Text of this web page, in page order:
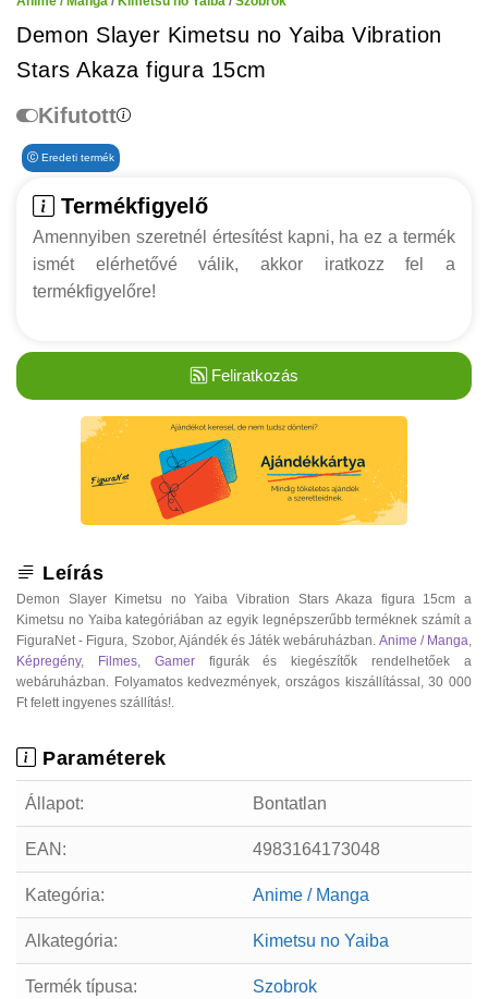
Demon Slayer Kimetsu no Yaiba Vibration
Stars Akaza figura 15cm
Kifutott
Eredeti termék
Termékfigyelő
Amennyiben szeretnél értesítést kapni, ha ez a termék
ismét elérhetővé válik, akkor iratkozz fel a
termékfigyelőre!
Feliratkozás
Leírás
Demon Slayer Kimetsu no Yaiba Vibration Stars Akaza figura 15cm a
Kimetsu no Yaiba kategóriában az egyik legnépszerűbb terméknek számít a
FiguraNet - Figura, Szobor, Ajándék és Játék webáruházban. Anime / Manga
Képregény, Filmes, Gamerfigurák és kiegészítők rendelhetőek a
webáruházban. Folyamatos kedvezmények, országos kiszállítással, 30 000
Ft felett ingyenes szállítás!.
Paraméterek
Állapot: Bontatlan
EAN: 4983164173048
Kategória: Anime / Manga
Alkategória: Kimetsu no Yaiba
Termék típusa: Szobrok